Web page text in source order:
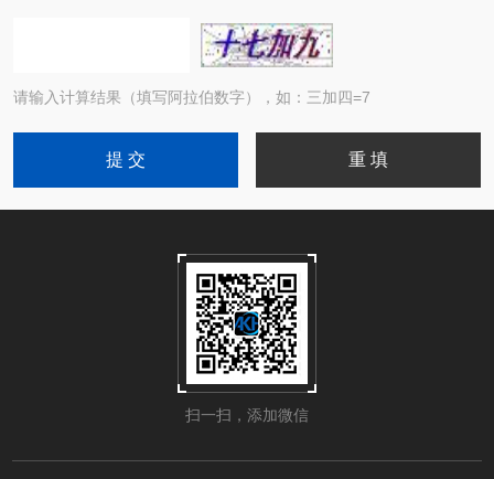
请输入计算结果（填写阿拉伯数字），如：三加四=7
扫一扫，添加微信